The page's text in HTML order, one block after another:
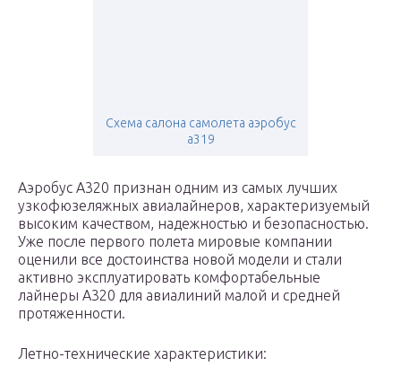
Схема салона самолета аэробус
а319
Аэробус А320 признан одним из самых лучших
узкофюзеляжных авиалайнеров, характеризуемый
высоким качеством, надежностью и безопасностью.
Уже после первого полета мировые компании
оценили все достоинства новой модели и стали
активно эксплуатировать комфортабельные
лайнеры А320 для авиалиний малой и средней
протяженности.
Летно-технические характеристики: